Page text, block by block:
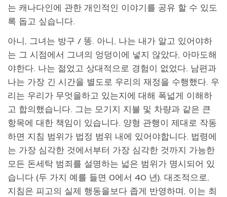
는 캐나다인에 관한 개인적인 이야기를 공유 할 수 있도
록 돕고 싶습니다.
아니, 그녀는 방구 / 똥. 아니, 나는 내가 알고 있어야하
는 그 시점에서 그녀의 엉덩이에 넣지 않았다, 아마도해
야한다. 나는 젊었고 상대적으로 경험이 없었다. 남편과
나는 가장 긴 시간을 별도로 우리의 재정을 수행했다. 우
리는 우리가 무엇을하고 있는지에 대해 폭넓게 이해하
고 합의했습니다. 그는 모기지 지불 및 차량과 같은 큰
항목에 대한 책임이 있습니다. 양형 관행이 제대로 작동
하면 지침 범위가 법정 범위 내에 있어야합니다. 법령에
는 가장 심각한 것에서부터 가장 심각한 것까지 가능한
모든 돈세탁 범죄를 설명하는 넓은 범위가 명시되어 있
습니다 (두 가지 예를 들면 0에서 40 년). 대조적으로,
지침은 피고의 실제 행동을보다 좁게 반영하며, 이는 최